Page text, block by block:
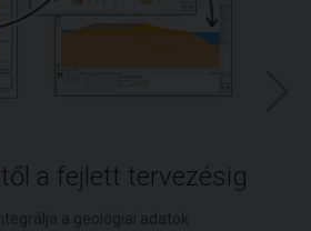
a fejlett tervezésig
a geológiai adatok